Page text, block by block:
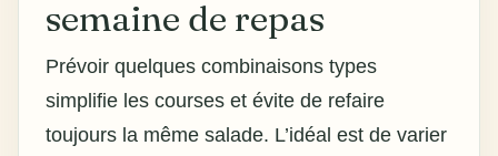
semaine de repas
Prévoir quelques combinaisons types
simplifie les courses et évite de refaire
toujours la même salade. L’idéal est de varier